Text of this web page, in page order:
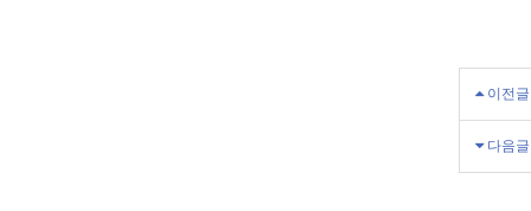
이전글
다음글